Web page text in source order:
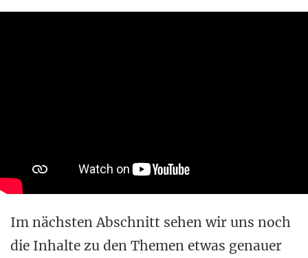
Im nächsten Abschnitt sehen wir uns noch
die Inhalte zu den Themen etwas genauer